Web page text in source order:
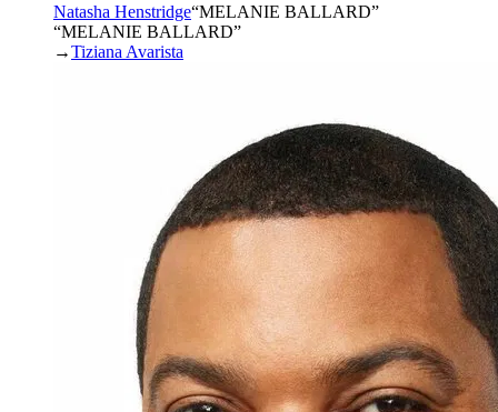
Natasha Henstridge“MELANIE BALLARD”
“MELANIE BALLARD”
→Tiziana Avarista